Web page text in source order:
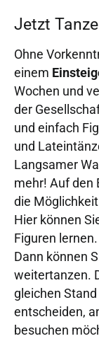
Jetzt
Ohne
einem
Wochen und
der
und einfach
und
Langsamer
mehr! Auf den
die
Hier können
Figuren
Dann können
weitertanzen.
gleichen
entscheiden,
besuchen